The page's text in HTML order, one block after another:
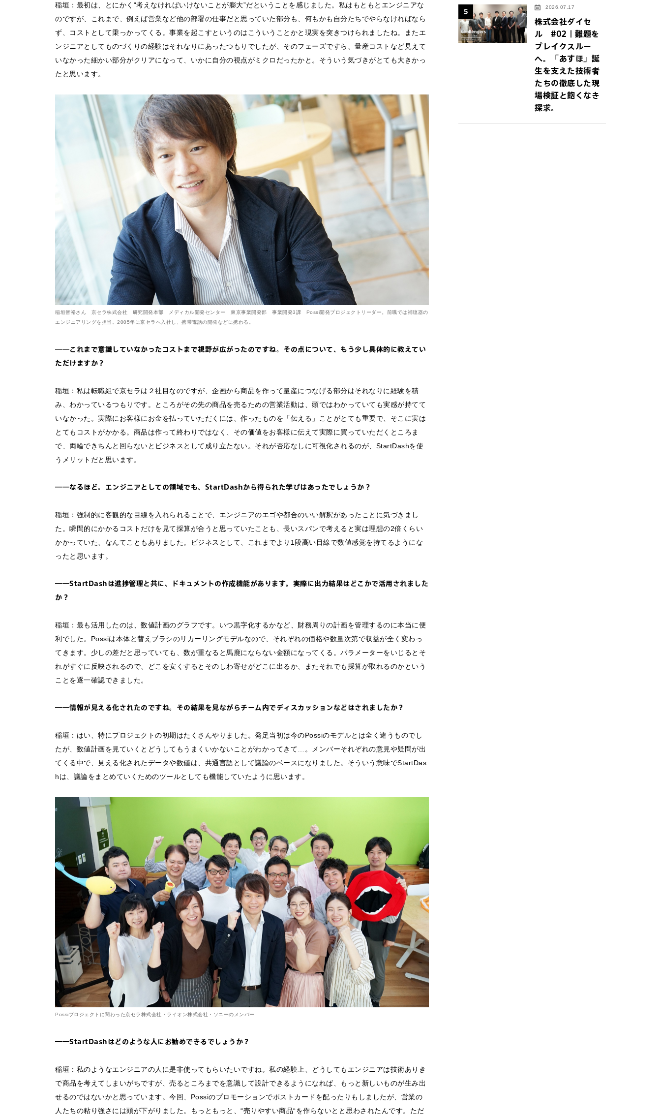
稲垣：最初は、とにかく“考えなければいけないことが膨大”だということを感じました。私はもともとエンジニアな
のですが、これまで、例えば営業など他の部署の仕事だと思っていた部分も、何もかも自分たちでやらなければなら
ず、コストとして乗っかってくる。事業を起こすというのはこういうことかと現実を突きつけられましたね。またエ
ンジニアとしてものづくりの経験はそれなりにあったつもりでしたが、そのフェーズですら、量産コストなど見えて
いなかった細かい部分がクリアになって、いかに自分の視点がミクロだったかと。そういう気づきがとても大きかっ
たと思います。
稲垣智裕さん 京セラ株式会社 研究開発本部 メディカル開発センター 東京事業開発部 事業開発3課 Possi開発プロジェクトリーダー。前職では補聴器の
エンジニアリングを担当。2005年に京セラへ入社し、携帯電話の開発などに携わる。
――これまで意識していなかったコストまで視野が広がったのですね。その点について、もう少し具体的に教えてい
ただけますか？
稲垣：私は転職組で京セラは２社目なのですが、企画から商品を作って量産につなげる部分はそれなりに経験を積
み、わかっているつもりです。ところがその先の商品を売るための営業活動は、頭ではわかっていても実感が持てて
いなかった。実際にお客様にお金を払っていただくには、作ったものを「伝える」ことがとても重要で、そこに実は
とてもコストがかかる。商品は作って終わりではなく、その価値をお客様に伝えて実際に買っていただくところま
で、両輪できちんと回らないとビジネスとして成り立たない。それが否応なしに可視化されるのが、StartDashを使
うメリットだと思います。
――なるほど。エンジニアとしての領域でも、StartDashから得られた学びはあったでしょうか？
稲垣：強制的に客観的な目線を入れられることで、エンジニアのエゴや都合のいい解釈があったことに気づきまし
た。瞬間的にかかるコストだけを見て採算が合うと思っていたことも、長いスパンで考えると実は理想の2倍くらい
かかっていた、なんてこともありました。ビジネスとして、これまでより1段高い目線で数値感覚を持てるようにな
ったと思います。
――StartDashは進捗管理と共に、ドキュメントの作成機能があります。実際に出力結果はどこかで活用されました
か？
稲垣：最も活用したのは、数値計画のグラフです。いつ黒字化するかなど、財務周りの計画を管理するのに本当に便
利でした。Possiは本体と替えブラシのリカーリングモデルなので、それぞれの価格や数量次第で収益が全く変わっ
てきます。少しの差だと思っていても、数が重なると馬鹿にならない金額になってくる。パラメーターをいじるとそ
れがすぐに反映されるので、どこを安くするとそのしわ寄せがどこに出るか、またそれでも採算が取れるのかという
ことを逐一確認できました。
――情報が見える化されたのですね。その結果を見ながらチーム内でディスカッションなどはされましたか？
稲垣：はい、特にプロジェクトの初期はたくさんやりました。発足当初は今のPossiのモデルとは全く違うものでし
たが、数値計画を見ていくとどうしてもうまくいかないことがわかってきて…。メンバーそれぞれの意見や疑問が出
てくる中で、見える化されたデータや数値は、共通言語として議論のベースになりました。そういう意味でStartDas
hは、議論をまとめていくためのツールとしても機能していたように思います。
Possiプロジェクトに関わった京セラ株式会社・ライオン株式会社・ソニーのメンバー
――StartDashはどのような人にお勧めできるでしょうか？
稲垣：私のようなエンジニアの人に是非使ってもらいたいですね。私の経験上、どうしてもエンジニアは技術ありき
で商品を考えてしまいがちですが、売るところまでを意識して設計できるようになれば、もっと新しいものが生み出
せるのではないかと思っています。今回、Possiのプロモーションでポストカードを配ったりもしましたが、営業の
人たちの粘り強さには頭が下がりました。もっともっと、“売りやすい商品“を作らないとと思わされたんです。ただ
5 2026.07.17
株式会社ダイセ
ル #02｜難題を
ブレイクスルー
へ。「あすほ」誕
生を支えた技術者
たちの徹底した現
場検証と飽くなき
探求。
お問い合わせ
法人向けサービスに関するご相談・お問い合わせは以下のボタンからお願いします（外部サイトにジャンプしま
す）。
法人お問い合わせ
FAQ&個人お問い合わせは以下のボタンからお願いします。